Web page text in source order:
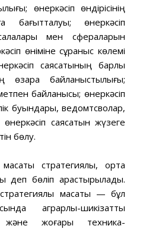
өнеркəсіп өндірісінің
бағытталуы; өнеркəсіп
мен сфераларын
өніміне сұраныс көлемі
саясатының барлық
өзара байланыстылығы;
байланысы; өнеркəсіп
буындары, ведомтсволар,
саясатын жүзеге
бөлу.
стратегиялық, орта
деп бөліп қарастырылады.
мақсаты — бұл
аграрлы-шикізаттық
жəне жоғары техника-